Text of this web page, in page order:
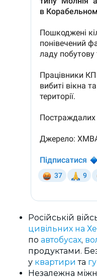
Російській
цивільних на
по автобусах,
продуктами.
у квартири та
Незалежна